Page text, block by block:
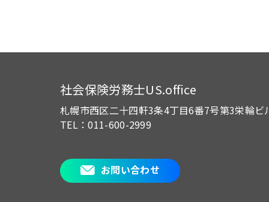
社会保険労務士US.office
札幌市西区二十四軒3条4丁目6番7号第3栄輪ビ
TEL：011-600-2999
お問い合わせ